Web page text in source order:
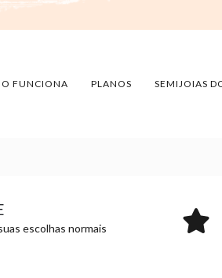
FUNCIONA PLANOS SEMIJOIAS
escolhas normais